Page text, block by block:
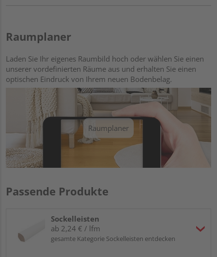
Raumplaner
Laden Sie Ihr eigenes Raumbild hoch oder wählen Sie einen
unserer vordefinierten Räume aus und erhalten Sie einen
optischen Eindruck von Ihrem neuen Bodenbelag.
Raumplaner
Passende Produkte
Sockelleisten
ab 2,24 € / lfm
gesamte Kategorie Sockelleisten entdecken